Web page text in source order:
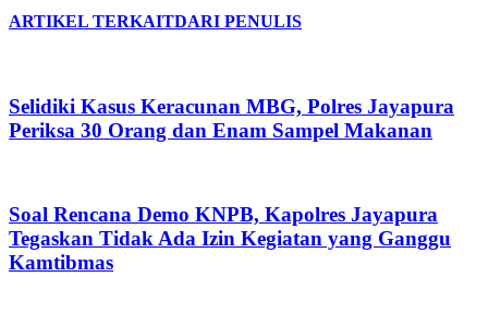
ARTIKEL TERKAITDARI PENULIS
Selidiki Kasus Keracunan MBG, Polres Jayapura
Periksa 30 Orang dan Enam Sampel Makanan
Soal Rencana Demo KNPB, Kapolres Jayapura
Tegaskan Tidak Ada Izin Kegiatan yang Ganggu
Kamtibmas